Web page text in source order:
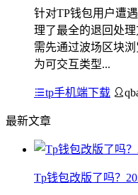
针对TP钱包用户遭
理了最全的退回处理
需先通过波场区块
为可交互类型...
tp手机端下载
最新文章
Tp钱包改版了吗？